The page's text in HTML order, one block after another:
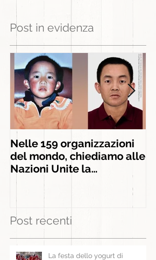
Post in evidenza
Nelle 159 organizzazioni
del mondo, chiediamo alle
Nazioni Unite la
liberazione di Panchen
Post recenti
La festa dello yogurt di